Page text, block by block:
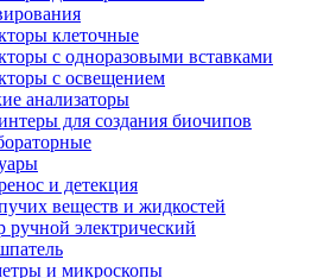
клеточные
с одноразовыми вставками
с освещением
анализаторы
для создания биочипов
и детекция
веществ и жидкостей
ручной электрический
и микроскопы